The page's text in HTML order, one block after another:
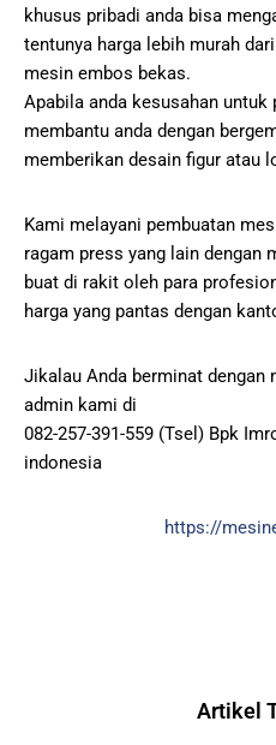
khusus pribadi anda bisa
tentunya harga lebih murah
mesin embos bekas.
Apabila anda kesusahan
membantu anda dengan
memberikan desain figur atau
Kami melayani pembuatan
ragam press yang lain dengan
buat di rakit oleh para
harga yang pantas dengan
Jikalau Anda berminat dengan
admin kami di
082-257-391-559 (Tsel) Bpk
indonesia
https://
Artikel